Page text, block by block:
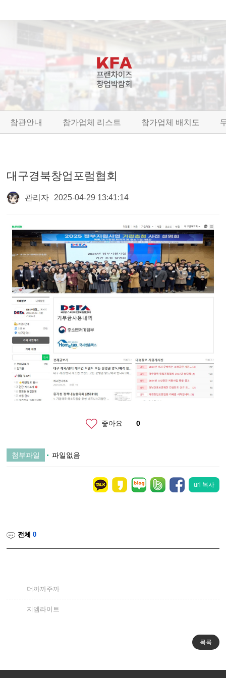
참관안내 참가업체 리스트 참가업체 배치도
대구경북창업포럼협회
관리자 2025-04-29 13:41:14
좋아요 0
첨부파일 파일없음
url 복사
전체0
더까까주까
지엠라이트